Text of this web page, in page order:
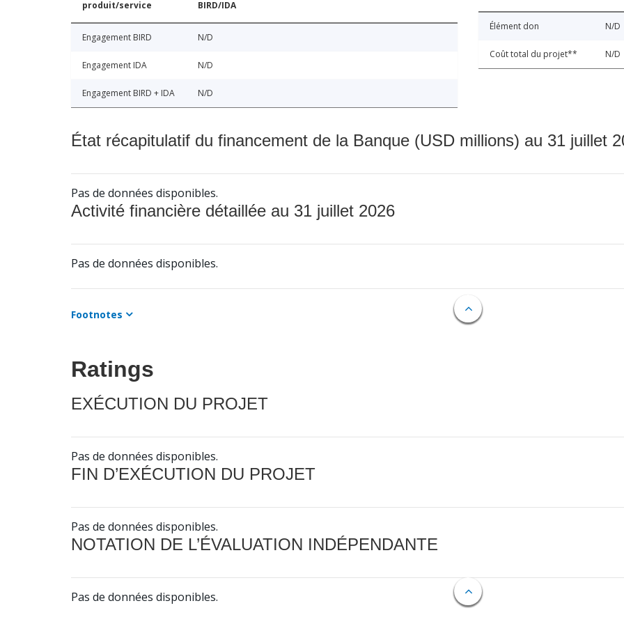
produit/service BIRD/IDA
Engagement BIRD N/D
Engagement IDA N/D
Engagement BIRD + IDA N/D
Élément don N/D
Coût total du projet** N/D
État récapitulatif du financement de la Banque (USD millions) au 31 juillet
Pas de données disponibles.
Activité financière détaillée au 31 juillet 2026
Pas de données disponibles.
Footnotes
Ratings
EXÉCUTION DU PROJET
Pas de données disponibles.
FIN D’EXÉCUTION DU PROJET
Pas de données disponibles.
NOTATION DE L’ÉVALUATION INDÉPENDANTE
Pas de données disponibles.